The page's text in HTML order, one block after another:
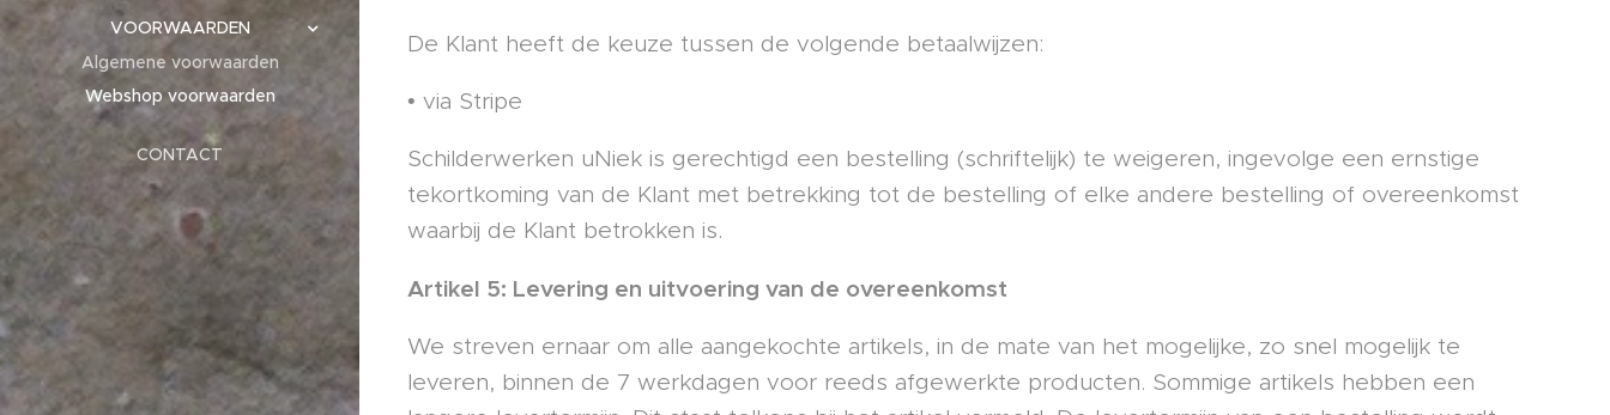
VOORWAARDEN
Algemene voorwaarden
Webshop voorwaarden
CONTACT
De Klant heeft de keuze tussen de volgende betaalwijzen:
• via Stripe
Schilderwerken uNiek is gerechtigd een bestelling (schriftelijk) te weigeren, ingevolge een ernstige
tekortkoming van de Klant met betrekking tot de bestelling of elke andere bestelling of overeenkomst
waarbij de Klant betrokken is.
Artikel 5: Levering en uitvoering van de overeenkomst
We streven ernaar om alle aangekochte artikels, in de mate van het mogelijke, zo snel mogelijk te
leveren, binnen de 7 werkdagen voor reeds afgewerkte producten. Sommige artikels hebben een